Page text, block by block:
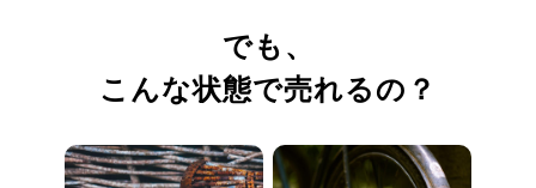
でも、
こんな状態で売れるの？